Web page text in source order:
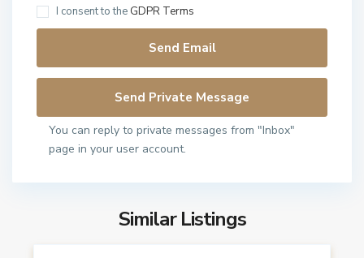
I consent to the GDPR Terms
You can reply to private messages from "Inbox"
page in your user account.
Similar Listings